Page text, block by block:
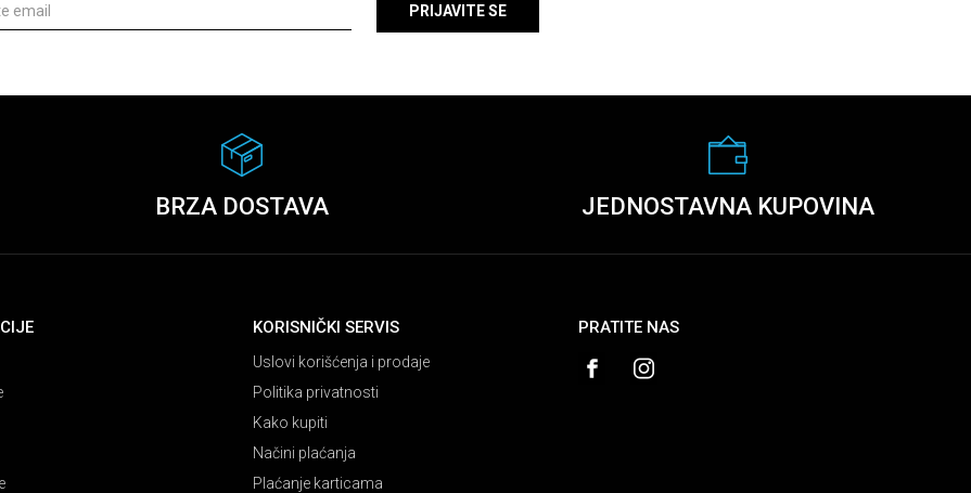
PRIJAVITE SE
BRZA DOSTAVA JEDNOSTAVNA KUPOVINA
KORISNIČKI SERVIS
Uslovi korišćenja i prodaje
Politika privatnosti
Kako kupiti
Načini plaćanja
Plaćanje karticama
PRATITE NAS